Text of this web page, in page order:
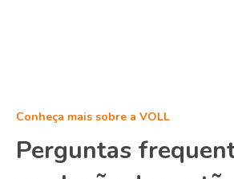
Conheça mais sobre a VOLL
Perguntas